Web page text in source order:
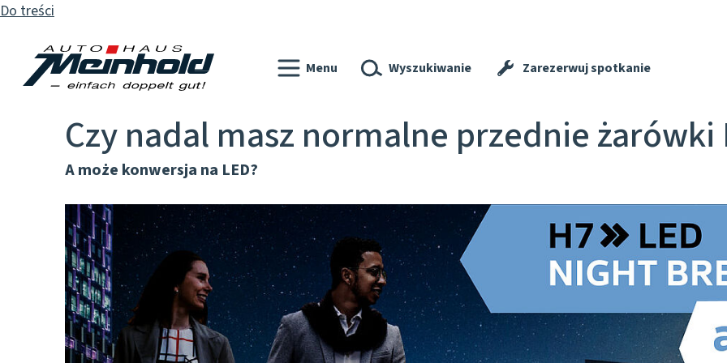
Do treści
Menu Wyszukiwanie Zarezerwuj spotkanie
Czy nadal masz normalne przednie żarówki
A może konwersja na LED?